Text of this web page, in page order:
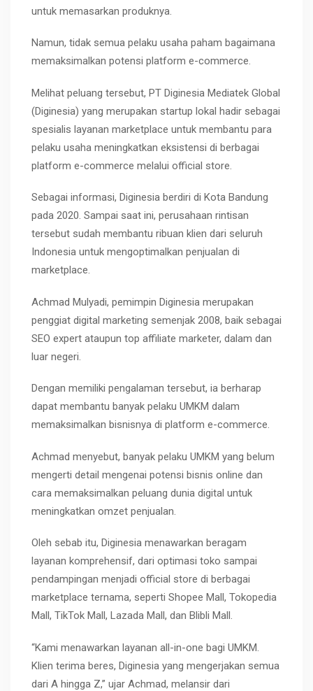
untuk memasarkan produknya.
Namun, tidak semua pelaku usaha paham bagaimana
memaksimalkan potensi platform e-commerce.
Melihat peluang tersebut, PT Diginesia Mediatek Global
(Diginesia) yang merupakan startup lokal hadir sebagai
spesialis layanan marketplace untuk membantu para
pelaku usaha meningkatkan eksistensi di berbagai
platform e-commerce melalui official store.
Sebagai informasi, Diginesia berdiri di Kota Bandung
pada 2020. Sampai saat ini, perusahaan rintisan
tersebut sudah membantu ribuan klien dari seluruh
Indonesia untuk mengoptimalkan penjualan di
marketplace.
Achmad Mulyadi, pemimpin Diginesia merupakan
penggiat digital marketing semenjak 2008, baik sebagai
SEO expert ataupun top affiliate marketer, dalam dan
luar negeri.
Dengan memiliki pengalaman tersebut, ia berharap
dapat membantu banyak pelaku UMKM dalam
memaksimalkan bisnisnya di platform e-commerce.
Achmad menyebut, banyak pelaku UMKM yang belum
mengerti detail mengenai potensi bisnis online dan
cara memaksimalkan peluang dunia digital untuk
meningkatkan omzet penjualan.
Oleh sebab itu, Diginesia menawarkan beragam
layanan komprehensif, dari optimasi toko sampai
pendampingan menjadi official store di berbagai
marketplace ternama, seperti Shopee Mall, Tokopedia
Mall, TikTok Mall, Lazada Mall, dan Blibli Mall.
“Kami menawarkan layanan all-in-one bagi UMKM.
Klien terima beres, Diginesia yang mengerjakan semua
dari A hingga Z,” ujar Achmad, melansir dari